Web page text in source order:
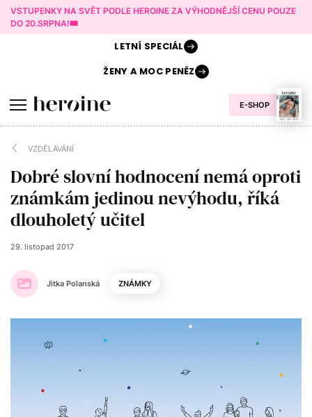
VSTUPENKY NA SVĚT PODLE HEROINE ZA VÝHODNĚJŠÍ CENU POUZE
DO 20.SRPNA!🎟️
E-SHOP
LETNÍ SPECIÁL
ŽENY AMOC PENĚZ
VZDĚLÁVÁNÍ
Dobré slovní hodnocení nemá oproti
známkám jedinou nevýhodu, říká
dlouholetý učitel
Jitka Polanská
29. listopad 2017
ZNÁMKY